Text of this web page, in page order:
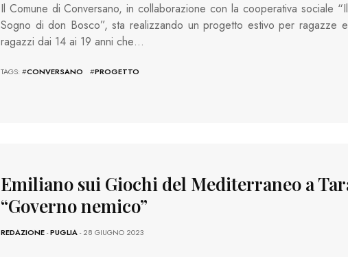
Il Comune di Conversano, in collaborazione con la cooperativa sociale “Il
Sogno di don Bosco”, sta realizzando un progetto estivo per ragazze e
ragazzi dai 14 ai 19 anni che…
TAGS: #CONVERSANO #PROGETTO
Emiliano sui Giochi del Mediterraneo a
“Governo nemico”
REDAZIONE-PUGLIA- 28 GIUGNO 2023